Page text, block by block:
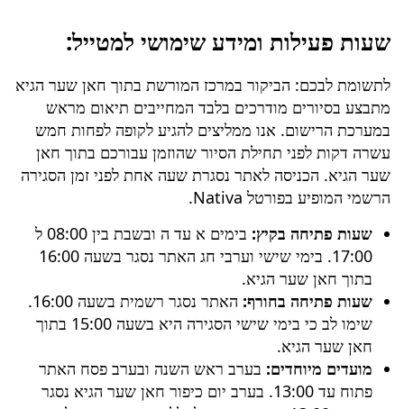
שעות פעילות ומידע שימושי למטייל:
לתשומת לבכם: הביקור במרכז המורשת בתוך חאן שער הגיא
מתבצע בסיורים מודרכים בלבד המחייבים תיאום מראש
במערכת הרישום. אנו ממליצים להגיע לקופה לפחות חמש
עשרה דקות לפני תחילת הסיור שהוזמן עבורכם בתוך חאן
שער הגיא. הכניסה לאתר נסגרת שעה אחת לפני זמן הסגירה
הרשמי המופיע בפורטל Nativa.
שעות פתיחה בקיץ:
בימים א עד ה ובשבת בין 08:00 ל
17:00. בימי שישי וערבי חג האתר נסגר בשעה 16:00
בתוך חאן שער הגיא.
שעות פתיחה בחורף:
האתר נסגר רשמית בשעה 16:00.
שימו לב כי בימי שישי הסגירה היא בשעה 15:00 בתוך
חאן שער הגיא.
מועדים מיוחדים: בערב ראש השנה ובערב פסח האתר
פתוח עד 13:00. בערב יום כיפור חאן שער הגיא נסגר